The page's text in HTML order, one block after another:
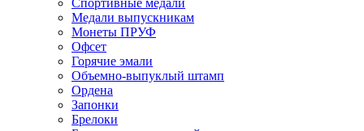
Спортивные медали
Медали выпускникам
Монеты ПРУФ
Офсет
Горячие эмали
Объемно-выпуклый штамп
Ордена
Запонки
Брелоки